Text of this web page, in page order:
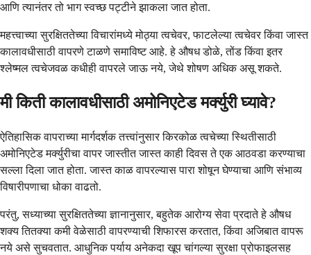
आणि त्यानंतर तो भाग स्वच्छ पट्टीने झाकला जात होता.
महत्त्वाच्या सुरक्षिततेच्या विचारांमध्ये मोठ्या त्वचेवर, फाटलेल्या त्वचेवर किंवा जास्त
कालावधीसाठी वापरणे टाळणे समाविष्ट आहे. हे औषध डोळे, तोंड किंवा इतर
श्लेष्मल त्वचेजवळ कधीही वापरले जाऊ नये, जेथे शोषण अधिक असू शकते.
मी किती कालावधीसाठी अमोनिएटेड मर्क्युरी घ्यावे?
ऐतिहासिक वापराच्या मार्गदर्शक तत्त्वांनुसार किरकोळ त्वचेच्या स्थितीसाठी
अमोनिएटेड मर्क्युरीचा वापर जास्तीत जास्त काही दिवस ते एक आठवडा करण्याचा
सल्ला दिला जात होता. जास्त काळ वापरल्यास पारा शोषून घेण्याचा आणि संभाव्य
विषारीपणाचा धोका वाढतो.
परंतु, सध्याच्या सुरक्षिततेच्या ज्ञानानुसार, बहुतेक आरोग्य सेवा प्रदाते हे औषध
शक्य तितक्या कमी वेळेसाठी वापरण्याची शिफारस करतात, किंवा अजिबात वापरू
नये असे सुचवतात. आधुनिक पर्याय अनेकदा खूप चांगल्या सुरक्षा प्रोफाइलसह